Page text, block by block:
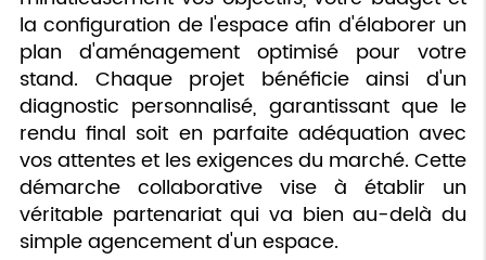
la configuration de l'espace afin d'élaborer un
plan d'aménagement optimisé pour votre
stand. Chaque projet bénéficie ainsi d'un
diagnostic personnalisé, garantissant que le
rendu final soit en parfaite adéquation avec
vos attentes et les exigences du marché. Cette
démarche collaborative vise à établir un
véritable partenariat qui va bien au-delà du
simple agencement d'un espace.